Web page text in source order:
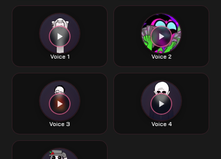
Voice 1 Voice 2
Voice 3 Voice 4